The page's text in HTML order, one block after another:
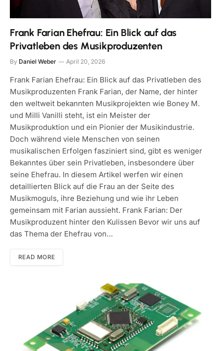
Frank Farian Ehefrau: Ein Blick auf das
Privatleben des Musikproduzenten
By Daniel Weber April 20, 2026
Frank Farian Ehefrau: Ein Blick auf das Privatleben des
Musikproduzenten Frank Farian, der Name, der hinter
den weltweit bekannten Musikprojekten wie Boney M.
und Milli Vanilli steht, ist ein Meister der
Musikproduktion und ein Pionier der Musikindustrie.
Doch während viele Menschen von seinen
musikalischen Erfolgen fasziniert sind, gibt es weniger
Bekanntes über sein Privatleben, insbesondere über
seine Ehefrau. In diesem Artikel werfen wir einen
detaillierten Blick auf die Frau an der Seite des
Musikmoguls, ihre Beziehung und wie ihr Leben
gemeinsam mit Farian aussieht. Frank Farian: Der
Musikproduzent hinter den Kulissen Bevor wir uns auf
das Thema der Ehefrau von…
READ MORE